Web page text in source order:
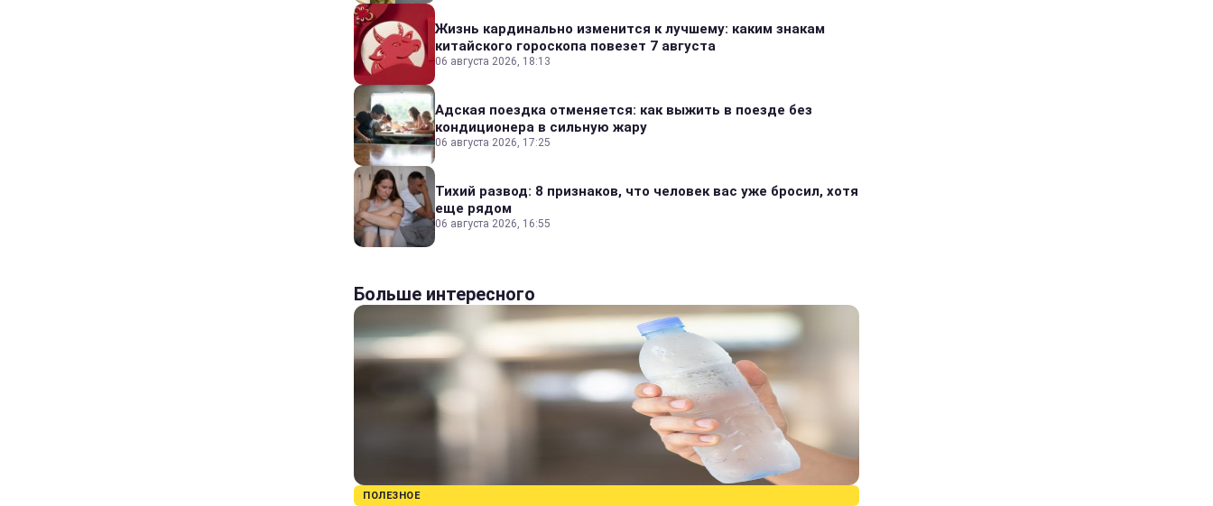
Жизнь кардинально изменится к лучшему: каким знакам
китайского гороскопа повезет 7 августа
06 августа 2026, 18:13
Адская поездка отменяется: как выжить в поезде без
кондиционера в сильную жару
06 августа 2026, 17:25
Тихий развод: 8 признаков, что человек вас уже бросил, хотя
еще рядом
06 августа 2026, 16:55
Больше интересного
ПОЛЕЗНОЕ